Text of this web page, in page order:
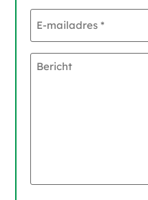
E-
mailadres
Bericht